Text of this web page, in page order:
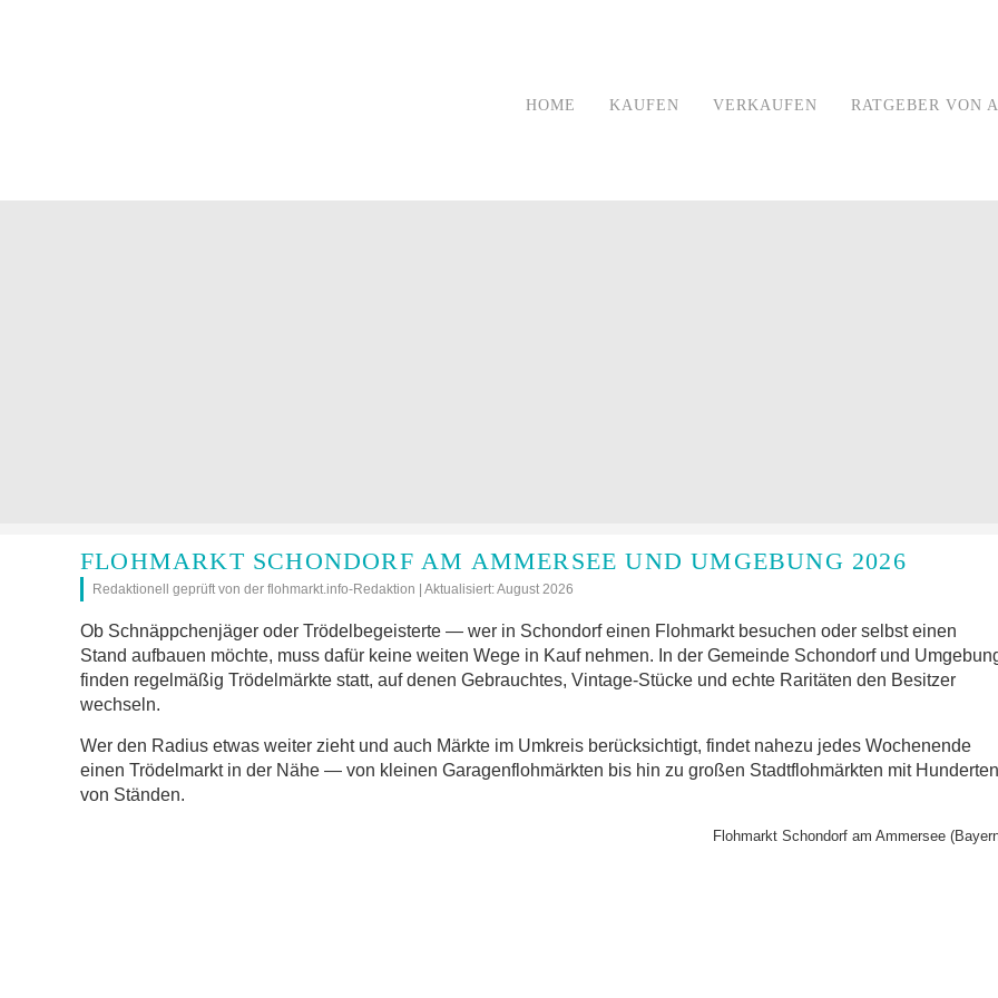
HOME KAUFEN VERKAUFEN RATGEBER VON
FLOHMARKT SCHONDORF AM AMMERSEE UND UMGEBUNG 2026
Redaktionell geprüft von der flohmarkt.info-Redaktion | Aktualisiert: August 2026
Ob Schnäppchenjäger oder Trödelbegeisterte — wer in Schondorf einen Flohmarkt besuchen oder selbst einen
Stand aufbauen möchte, muss dafür keine weiten Wege in Kauf nehmen. In der Gemeinde Schondorf und
finden regelmäßig Trödelmärkte statt, auf denen Gebrauchtes, Vintage-Stücke und echte Raritäten den Besitzer
wechseln.
Wer den Radius etwas weiter zieht und auch Märkte im Umkreis berücksichtigt, findet nahezu jedes Wochenende
einen Trödelmarkt in der Nähe — von kleinen Garagenflohmärkten bis hin zu großen Stadtflohmärkten mit Hunderten
von Ständen.
Flohmarkt Schondorf am Ammersee